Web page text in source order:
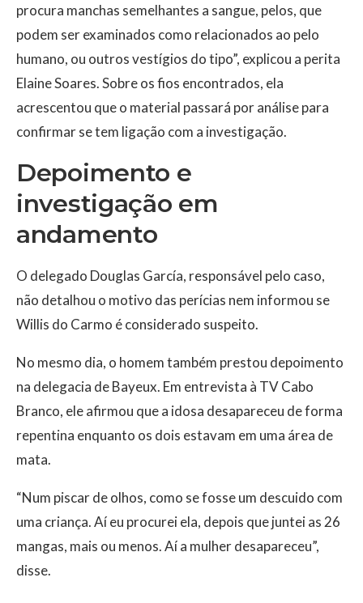
procura manchas semelhantes a sangue, pelos, que
podem ser examinados como relacionados ao pelo
humano, ou outros vestígios do tipo”, explicou a perita
Elaine Soares. Sobre os fios encontrados, ela
acrescentou que o material passará por análise para
confirmar se tem ligação com a investigação.
Depoimento e
investigação em
andamento
O delegado Douglas García, responsável pelo caso,
não detalhou o motivo das perícias nem informou se
Willis do Carmo é considerado suspeito.
No mesmo dia, o homem também prestou depoimento
na delegacia de Bayeux. Em entrevista à TV Cabo
Branco, ele afirmou que a idosa desapareceu de forma
repentina enquanto os dois estavam em uma área de
mata.
“Num piscar de olhos, como se fosse um descuido com
uma criança. Aí eu procurei ela, depois que juntei as 26
mangas, mais ou menos. Aí a mulher desapareceu”,
disse.